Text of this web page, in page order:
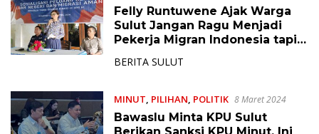
Felly Runtuwene Ajak Warga
Sulut Jangan Ragu Menjadi
Pekerja Migran Indonesia tapi
BERITA SULUT
MINUT PILIHAN POLITIK 8 Maret 2024
Bawaslu Minta KPU Sulut
Berikan Sanksi KPU Minut, Ini